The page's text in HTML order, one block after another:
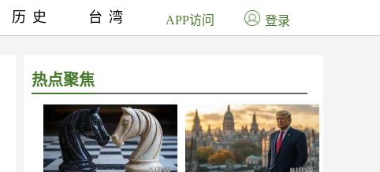
热点聚焦
历史 台湾 APP访问 登录